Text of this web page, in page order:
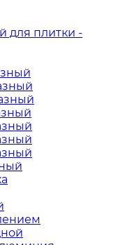
для плитки -